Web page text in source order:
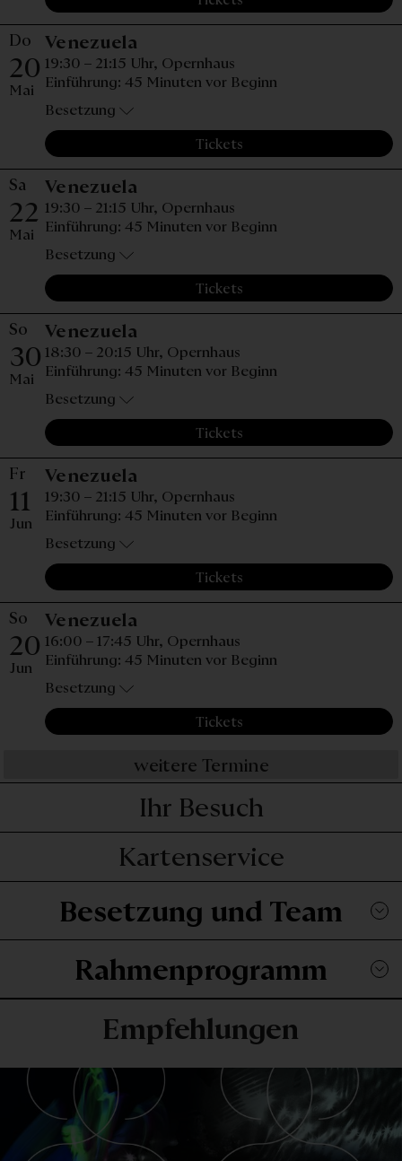
Do
20
Mai
Venezuela
19:30 – 21:15 Uhr, Opernhaus
Einführung: 45 Minuten vor Beginn
Besetzung
Tickets
Sa
22
Mai
Venezuela
19:30 – 21:15 Uhr, Opernhaus
Einführung: 45 Minuten vor Beginn
Besetzung
Tickets
So
30
Mai
Venezuela
18:30 – 20:15 Uhr, Opernhaus
Einführung: 45 Minuten vor Beginn
Besetzung
Tickets
Fr
11
Jun
Venezuela
19:30 – 21:15 Uhr, Opernhaus
Einführung: 45 Minuten vor Beginn
Besetzung
Tickets
So
20
Jun
Venezuela
16:00 – 17:45 Uhr, Opernhaus
Einführung: 45 Minuten vor Beginn
Besetzung
Tickets
weitere Termine
Ihr Besuch
Kartenservice
Besetzung und Team
Rahmenprogramm
Empfehlungen